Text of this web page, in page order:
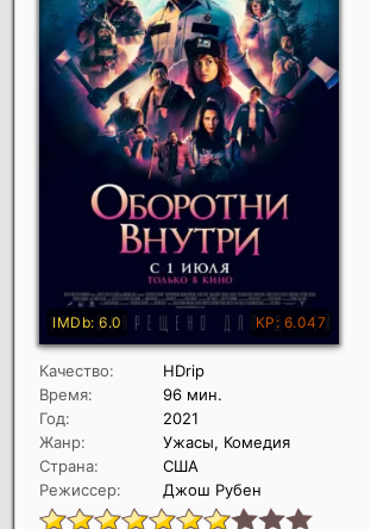
Качество:
HDrip
Время:
96 мин.
Год:
2021
Жанр:
Ужасы, Комедия
Страна:
США
Режиссер:
Джош Рубен